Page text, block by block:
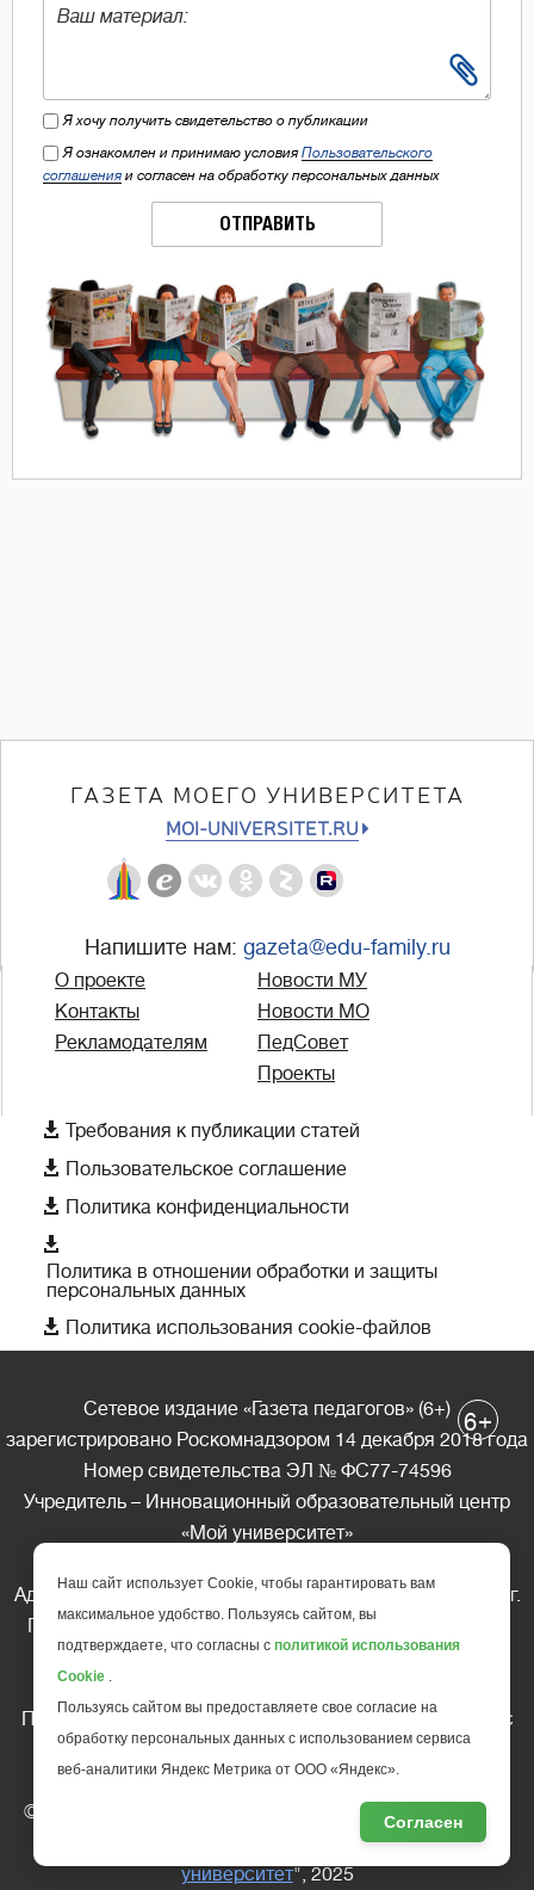
Я хочу получить свидетельство о публикации
Я ознакомлен и принимаю условия Пользовательского
соглашения и согласен на обработку персональных данных
ОТПРАВИТЬ
ГАЗЕТА МОЕГО УНИВЕРСИТЕТА
MOI-UNIVERSITET.RU
Напишите нам: gazeta@edu-family.ru
О проекте
Контакты
Рекламодателям
Новости МУ
Новости МО
ПедСовет
Проекты
 Требования к публикации статей
 Пользовательское соглашение
 Политика конфиденциальности

Политика в отношении обработки и защиты
персональных данных
 Политика использования cookie-файлов
Сетевое издание «Газета педагогов» (6+)
зарегистрировано Роскомнадзором 14 декабря 2018 года
Номер свидетельства ЭЛ № ФС77-74596
Учредитель – Инновационный образовательный центр
«Мой университет»
Адрес редакции: 185035 Россия, Республика Карелия, г.
Петрозаводск, ул. Фридриха Энгельса д.10, офис 211
Телефон редакции: +7 (499) 685-10-45
Перепечатка материалов газеты допускается только c
письменного разрешения редакции
Ссылка на «Газету педагогов» обязательна.
© АНО ДПО "Инновационный образовательный центр
повышения квалификации и переподготовки "Мой
университет", 2025
6+
Наш сайт использует Cookie, чтобы гарантировать вам
максимальное удобство. Пользуясь сайтом, вы
подтверждаете, что согласны с политикой использования
Cookie .
Пользуясь сайтом вы предоставляете свое согласие на
обработку персональных данных с использованием сервиса
веб-аналитики Яндекс Метрика от ООО «Яндекс».
Согласен